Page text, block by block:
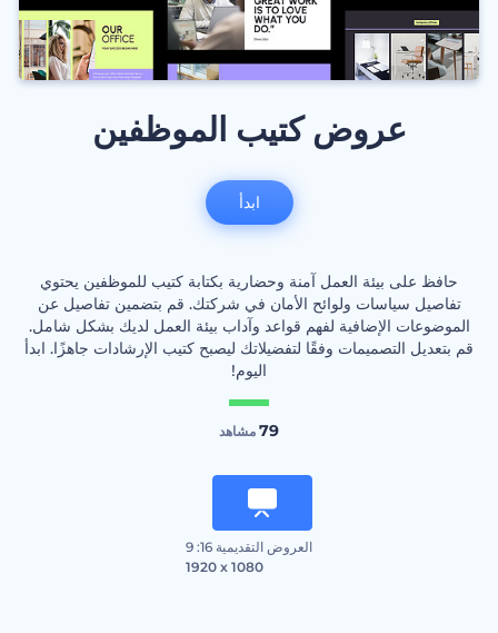
عروض كتيب الموظفين
حافظ على بيئة العمل آمنة وحضارية بكتابة كتيب للموظفين يحتوي
تفاصيل سياسات ولوائح الأمان في شركتك. قم بتضمين تفاصيل عن
الموضوعات الإضافية لفهم قواعد وآداب بيئة العمل لديك بشكل شامل.
قم بتعديل التصميمات وفقًا لتفضيلاتك ليصبح كتيب الإرشادات جاهزًا. ابدأ
اليوم!
79 مشاهد
العروض التقديمية 16: 9
1920 x 1080
ابدأ